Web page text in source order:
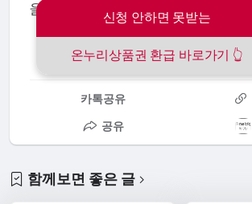
을 구매하고 환급 혜택을 누려보세요!
신청 안하면 못받는
온누리상품권 환급 바로가기 👆4.6
카톡공유
공유
함께보면 좋은 글